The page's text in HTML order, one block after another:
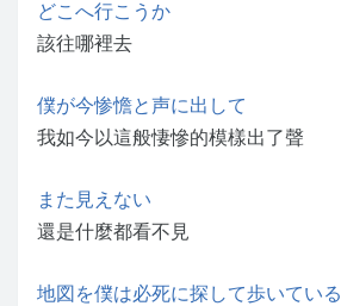
どこへ行こうか
該往哪裡去
僕が今惨憺と声に出して
我如今以這般悽慘的模樣出了聲
また見えない
還是什麼都看不見
地図を僕は必死に探して歩いている